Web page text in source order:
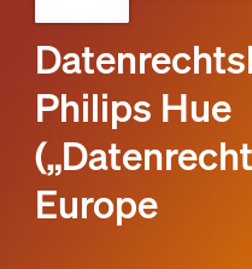
Philips Hue
Europe